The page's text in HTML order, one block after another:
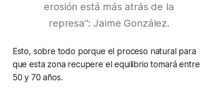
erosión está más atrás de la
represa”: Jaime González.
Esto, sobre todo porque el proceso natural para
que esta zona recupere el equilibrio tomará entre
50 y 70 años.